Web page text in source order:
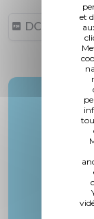
et
DCM N°22-